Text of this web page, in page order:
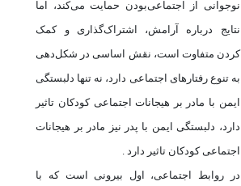
نوجوانی از اجتماعی‌بودن حمایت می‌کند، اما
نتایج درباره آرامش، اشتراک‌گذاری و کمک
کردن متفاوت است، نقش اساسی در شکل‌دهی
به تنوع رفتارهای اجتماعی دارد، نه تنها دلبستگی
ایمن با مادر بر هیجانات اجتماعی کودکان تاثیر
دارد، دلبستگی ایمن با پدر نیز مادر بر هیجانات
اجتماعی کودکان تاثیر دارد .
در روابط اجتماعی، اول بیرونی است که با